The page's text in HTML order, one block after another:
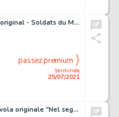
Follet, René - Dessin original - Soldats du Moyen Âge - (1977)
terminée
25/07/2021
passez premium
Attilio Micheluzzi - tavola originale "Nel segno dell'Africa" - Page volante - Exemplaire unique